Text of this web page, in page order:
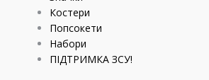
Костери
Попсокети
Набори
ПІДТРИМКА ЗСУ!